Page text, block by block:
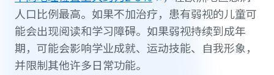
人口比例最高。如果不加治疗，患有弱视的儿童可
能会出现阅读和学习障碍。如果弱视持续到成年
期，可能会影响学业成就、运动技能、自我形象，
并限制其他许多日常功能。